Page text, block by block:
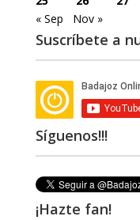
« Sep
Nov »
Suscríbete a
Síguenos!!!
¡Hazte fan!